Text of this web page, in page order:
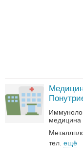
медицина
тел. ещё